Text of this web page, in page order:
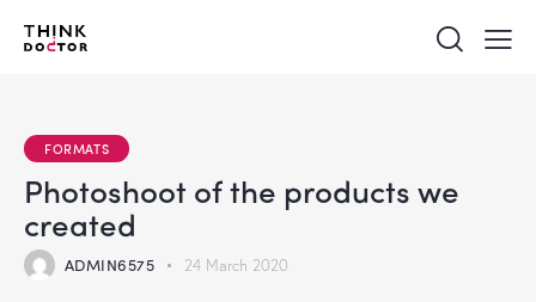
FORMATS
Photoshoot of the products we
created
ADMIN6575 24 March 2020